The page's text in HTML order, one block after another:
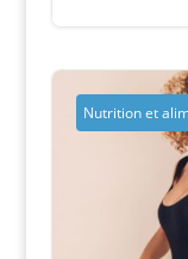
Nutrition et